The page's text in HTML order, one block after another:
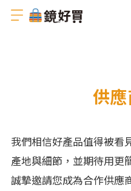
供
我們相信好產品值得被看
產地與細節，並期待用更
誠摯邀請您成為合作供應